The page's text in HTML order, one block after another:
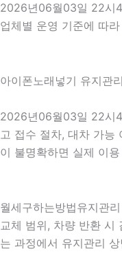
2026년06월03일 22시
업체별 운영 기준에 따
아이폰노래넣기 유지관
2026년06월03일 22시
고 접수 절차, 대차 가능
이 불명확하면 실제 이
월세구하는방법유지관
교체 범위, 차량 반환 시
는 과정에서 유지관리